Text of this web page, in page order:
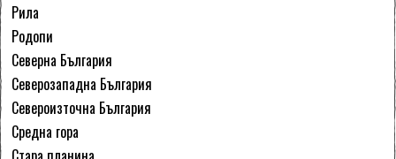
Рила
Родопи
Северна България
Северозападна България
Североизточна България
Средна гора